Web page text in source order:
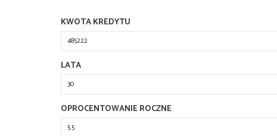
KWOTA KREDYTU
LATA
OPROCENTOWANIE ROCZNE